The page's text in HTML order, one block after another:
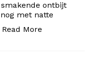
ontbijt
met natte
Read More